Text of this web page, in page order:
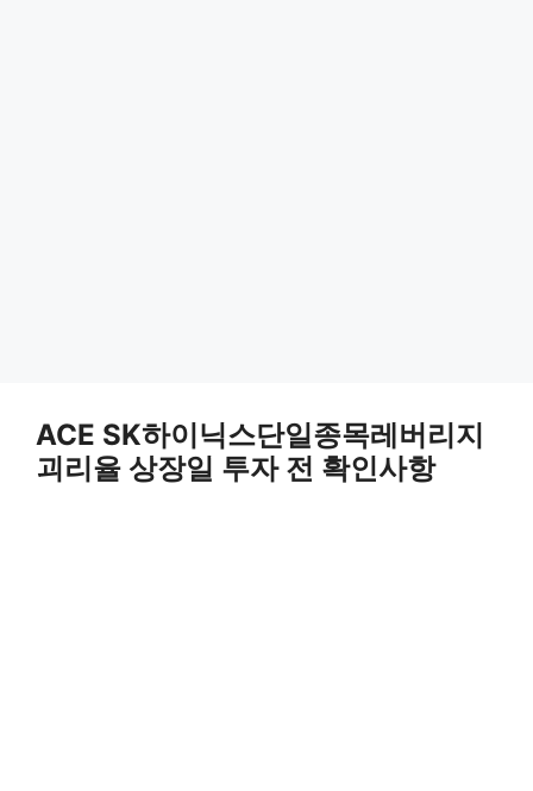
ACE SK하이닉스단일종목레버리지
괴리율 상장일 투자 전 확인사항